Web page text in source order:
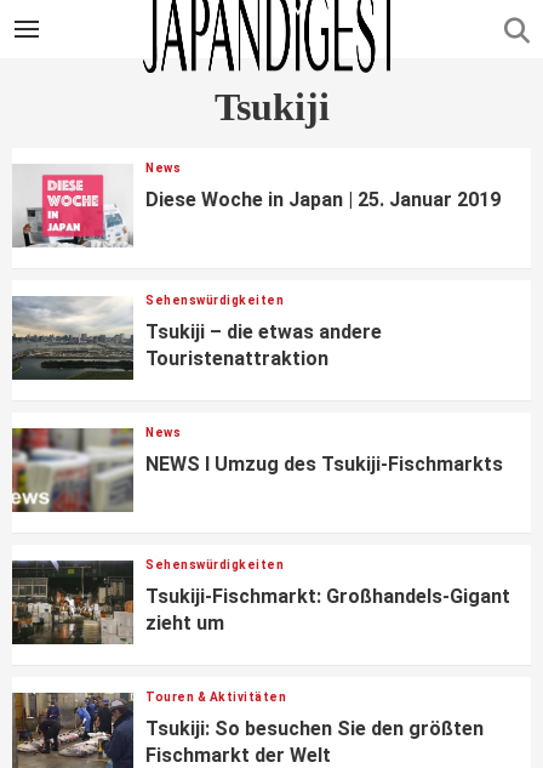
Tsukiji
News
Diese Woche in Japan | 25. Januar 2019
Sehenswürdigkeiten
Tsukiji – die etwas andere
Touristenattraktion
News
NEWS I Umzug des Tsukiji-Fischmarkts
Sehenswürdigkeiten
Tsukiji-Fischmarkt: Großhandels-Gigant
zieht um
Touren & Aktivitäten
Tsukiji: So besuchen Sie den größten
Fischmarkt der Welt